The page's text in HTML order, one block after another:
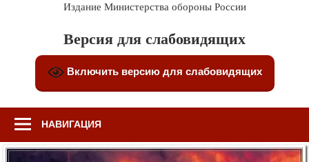
Издание Министерства обороны России
Версия для слабовидящих
Включить версию для слабовидящих
НАВИГАЦИЯ